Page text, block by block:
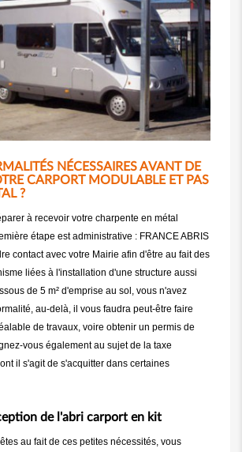
NÉCESSAIRES AVANT DE
CARPORT MODULABLE ET PAS
?
à recevoir votre charpente en métal
étape est administrative : FRANCE ABRIS
contact avec votre Mairie afin d'être au fait des
liées à l'installation d'une structure aussi
de 5 m² d'emprise au sol, vous n'avez
au-delà, il vous faudra peut-être faire
de travaux, voire obtenir un permis de
vous également au sujet de la taxe
il s'agit de s'acquitter dans certaines
de l'abri carport en kit
au fait de ces petites nécessités, vous